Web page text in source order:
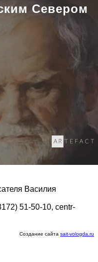
Севером
Василия
51-50-10, centr-
Создание сайта sait-vologda.ru